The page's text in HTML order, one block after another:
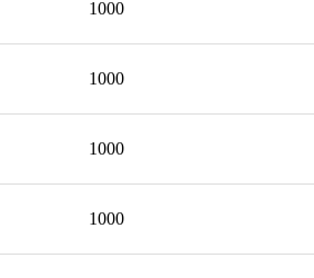
1000
1000
1000
1000